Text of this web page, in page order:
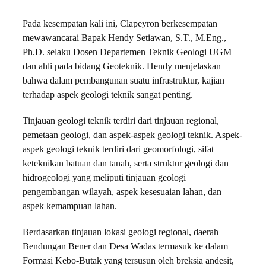
Pada kesempatan kali ini, Clapeyron berkesempatan
mewawancarai Bapak Hendy Setiawan, S.T., M.Eng.,
Ph.D. selaku Dosen Departemen Teknik Geologi UGM
dan ahli pada bidang Geoteknik. Hendy menjelaskan
bahwa dalam pembangunan suatu infrastruktur, kajian
terhadap aspek geologi teknik sangat penting.
Tinjauan geologi teknik terdiri dari tinjauan regional,
pemetaan geologi, dan aspek-aspek geologi teknik. Aspek-
aspek geologi teknik terdiri dari geomorfologi, sifat
keteknikan batuan dan tanah, serta struktur geologi dan
hidrogeologi yang meliputi tinjauan geologi
pengembangan wilayah, aspek kesesuaian lahan, dan
aspek kemampuan lahan.
Berdasarkan tinjauan lokasi geologi regional, daerah
Bendungan Bener dan Desa Wadas termasuk ke dalam
Formasi Kebo-Butak yang tersusun oleh breksia andesit,